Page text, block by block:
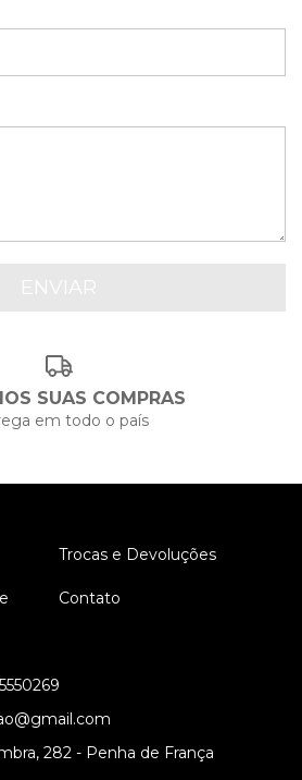
SUAS COMPRAS
em todo o país
Trocas e Devoluções
Contato
282 - Penha de França